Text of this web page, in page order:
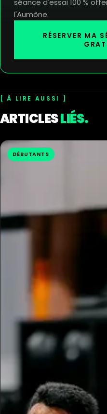
séance d'essai 100 %
l'Aumône.
RÉSERVER MA
À LIRE AUSSI
ARTICLESLIÉS.
DÉBUTANTS